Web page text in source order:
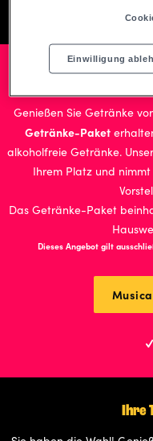
* Musical-
Genießen Sie Getränke
Getränke-Paket
alkoholfreie Getränke.
Ihrem Platz und
Das Getränke-Paket
Dieses Angebot gilt
Ihre
Einwilligung